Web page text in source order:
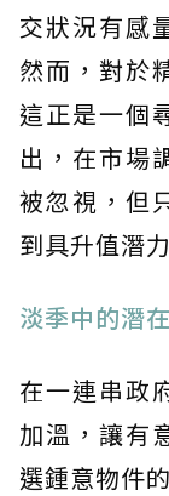
交狀況有感
然而，對於
這正是一個
出，在市場
被忽視，但
到具升值潛
淡季中的潛
在一連串政
加溫，讓有
選鍾意物件